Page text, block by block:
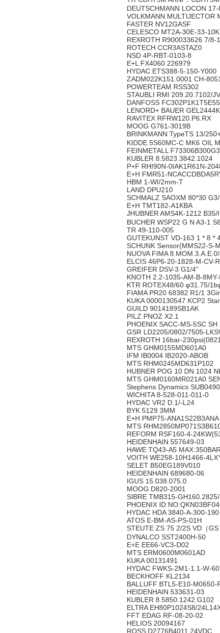
DEUTSCHMANN LOCON
VOLKMANN MULTIJECTOR
FASTER NV12GASF
CELESCO MT2A-30E-33-
REXROTH R900033626 7/
ROTECH CCR3ASTAZ0
NSD 4P-RBT-0103-8
E+L FX4060 226979
HYDAC ETS388-5-150-Y000
ZADM022K151.0001 CH-
POWERTEAM RSS302
STAUBLI RMI 209.20.7102/
DANFOSS
LENORD+ BAUER
RAVITEX RFRW120.P6.RX
MOOG G761-3019B
BRINKMANN TypeTS 13/
KIDDE 5S60MC-C MK6 OIL
FEINMETALL
KUBLER 8.5823.3842.1024
P+F RHI90N-0IAK1R61N-
E+H FMR51-
HBM 1-WI/2mm-T
LAND DPU210
SCHMALZ SAOXM 80*30
E+H TMT182-A1KBA
JHUBNER AMS4K-1212
BUCHER WSP22 G N A3-1
TR 49-110-005
GUTEKUNST VD-163 1 * 8 *
SCHUNK Sensor(MMS22-S-
NUOVA FIMA
ELCIS 46P6-20-1828-M-CV-
GREIFER DSV-3 G1/4”
KNOTH 2.2-1035-AM-B-
KTR ROTEX48/60 φ31.75/
FIAMA PR20 68382 R1/1
KUKA 0000130547 KCP2
GUILD 9014189SB1AK
PILZ PNOZ X2.1
PHOENIX SACC-MS-5SC
GSR LD2205/0802/7505-
REXROTH 16bar-
MTS GHM0155MD601A0
IFM IB0004 IB2020-ABOB
MTS RHM0245MD631P102
HUBNER POG 10 DN 1024
MTS GHM0160MR021A0
Stephens Dynamics
WICHITA 8-528-011-011-0
HYDAC VR2 D.1/-L24
BYK 5129 3MM
E+H PMP75-
MTS
REFORM RSF160-4-
HEIDENHAIN 557649-03
HAWE TQ43-A5
VOITH WE258-10H1466-
SELET B50EG189V010
HEIDENHAIN 689680-06
IGUS 15.038.075.0
MOOG D820-2001
SIBRE TMB315-
PHOENIX ID
HYDAC HDA 3840-A-300-
ATOS E-BM-AS-PS-01H
STEUTE ZS 75 2/2S VD（
DYNALCO SST2400H-50
E+E EE66-VC3-D02
MTS ERM0600M0601AD
KUKA 00131491
HYDAC FWKS-2M1-1.1-W-
BECKHOFF KL2134
BALLUFF BTL5-E10-M0650-
HEIDENHAIN 533631-03
KUBLER 8.5850.1242.G102
ELTRA EH80P1024S8/
FFT EDAG RF-08-20-02
HELIOS 20094167
ROSS D2776B4011 24VDC